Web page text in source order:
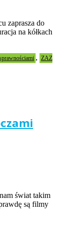
zaprasza do
na kółkach
,
ZAZ
świat takim
są filmy